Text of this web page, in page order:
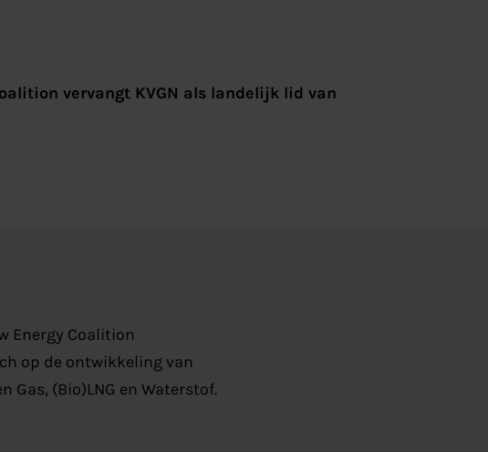
vervangt KVGN als landelijk lid van
Energy Coalition
op de ontwikkeling van
Gas, (Bio)LNG en Waterstof.